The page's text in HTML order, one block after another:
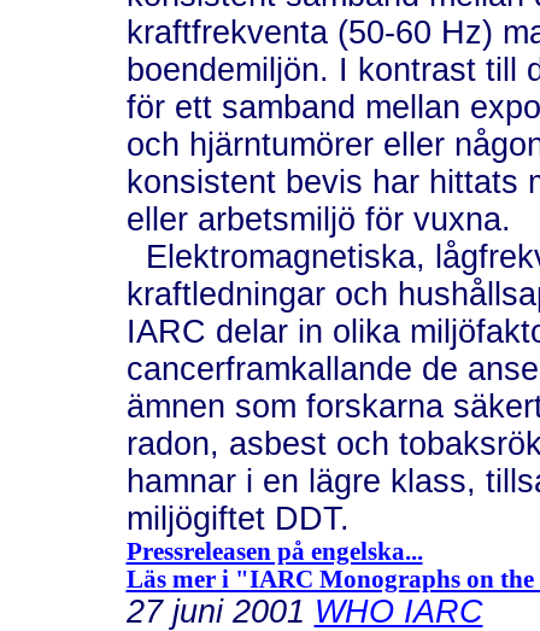
kraftfrekventa (50-60 Hz)
boendemiljön. I kontrast till
för ett samband mellan
och hjärntumörer eller
konsistent bevis har hittats
eller arbetsmiljö för vuxna.
Elektromagnetiska,
kraftledningar och
IARC delar in olika
cancerframkallande de
ämnen som forskarna
radon, asbest och
hamnar i en lägre klass,
miljögiftet DDT.
Pressreleasen på engelska...
Läs mer i "IARC Monographs on
27 juni 2001 WHO IARC